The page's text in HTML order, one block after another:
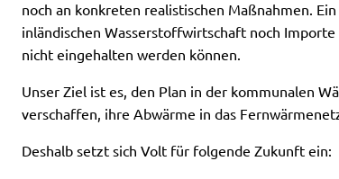
noch an konkreten realistischen Maßnahmen.
inländischen Wasserstoffwirtschaft noch
nicht eingehalten werden können.
Unser Ziel ist es, den Plan in der kommunalen
verschaffen, ihre Abwärme in das
Deshalb setzt sich Volt für folgende Zukunft ein: